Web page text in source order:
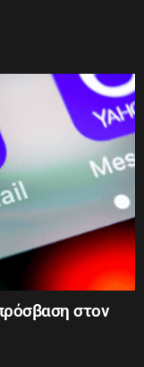
στον